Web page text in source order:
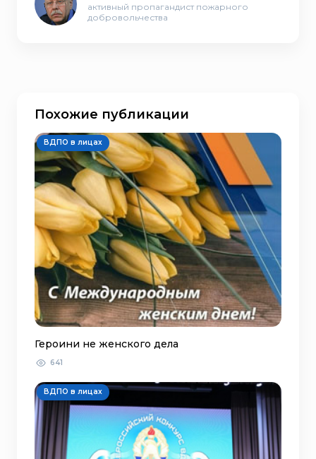
активный пропагандист пожарного
добровольчества
Похожие публикации
ВДПО в лицах
Героини не женского дела
641
ВДПО в лицах